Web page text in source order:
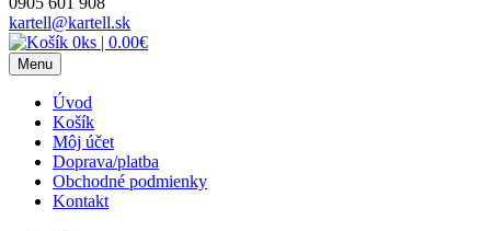
kartell@kartell.sk
0ks | 0.00€
Menu
Úvod
Košík
Môj účet
Doprava/platba
Obchodné podmienky
Kontakt